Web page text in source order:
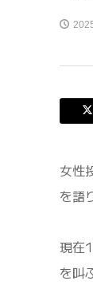
女性
を語
現在
を叫